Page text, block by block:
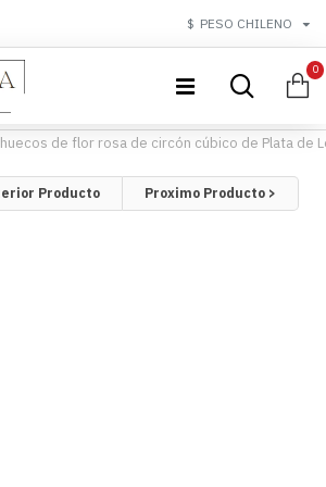
$ PESO CHILENO
0
de flor rosa de circón cúbico de Plata de
Producto Proximo Producto >